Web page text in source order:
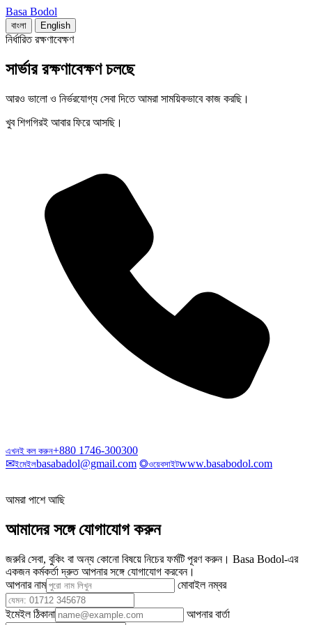
Basa Bodol
বাংলা English
নির্ধারিত রক্ষণাবেক্ষণ
সার্ভার রক্ষণাবেক্ষণ চলছে
আরও ভালো ও নির্ভরযোগ্য সেবা দিতে আমরা সাময়িকভাবে কাজ করছি।
খুব শিগগিরই আবার ফিরে আসছি।
এখনই কল করুন+880 1746-300300
✉ইমেইলbasabadol@gmail.com ◎ওয়েবসাইটwww.basabodol.com
আমরা পাশে আছি
আমাদের সঙ্গে যোগাযোগ করুন
জরুরি সেবা, বুকিং বা অন্য কোনো বিষয়ে নিচের ফর্মটি পূরণ করুন। Basa Bodol-এর
একজন কর্মকর্তা দ্রুত আপনার সঙ্গে যোগাযোগ করবেন।
আপনার নাম
মোবাইল নম্বর
ইমেইল ঠিকানা আপনার বার্তা